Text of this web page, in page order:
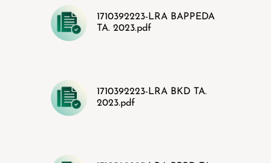
1710392223-LRA BAPPEDA
TA. 2023.pdf
1710392223-LRA BKD TA.
2023.pdf